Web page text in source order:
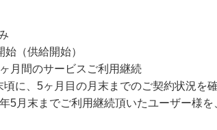
（供給開始）
月間のサービスご利用継続
に、5ヶ月目の月末までのご契約状況を
5月末までご利用継続頂いたユーザー様を